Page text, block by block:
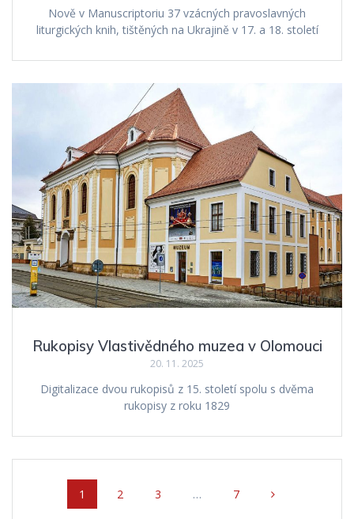
Nově v Manuscriptoriu 37 vzácných pravoslavných
liturgických knih, tištěných na Ukrajině v 17. a 18. století
Rukopisy Vlastivědného muzea v Olomouci
20. 11. 2025
Digitalizace dvou rukopisů z 15. století spolu s dvěma
rukopisy z roku 1829
Posts
navigation
Page
1 Page
2 Page
3 … Page
7